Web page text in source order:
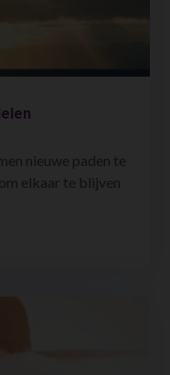
nieuwe paden te
elkaar te blijven